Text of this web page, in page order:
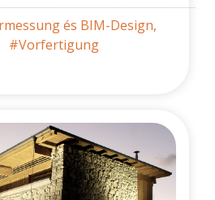
és BIM-Design,
#Vorfertigung